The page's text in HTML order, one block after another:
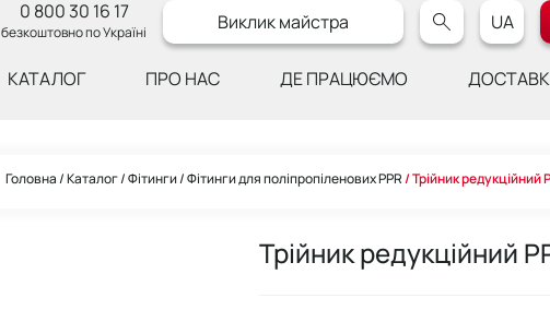
0 800 30 16 17
безкоштовно по Україні Виклик майстра UA
КАТАЛОГ ПРО НАС ДЕ ПРАЦЮЄМО
Головна Каталог Фітинги Фітинги для поліпропіленових PPR Трійник
Трійник редукційний